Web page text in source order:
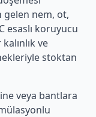
gelen nem, ot,
esaslı koruyucu
ve
stoktan
veya bantlara